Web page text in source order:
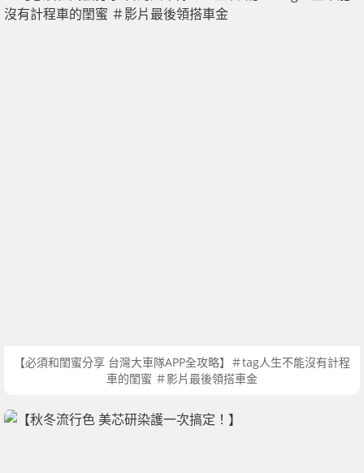
【必須和閨蜜分享 台灣大車隊APP全攻略】＃tag人生不能沒有計程
車的閨蜜 ＃影片最後領搭車金